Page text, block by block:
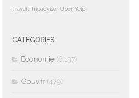
Travail Tripadvisor Uber Yelp
CATEGORIES
Economie (6,137)
Gouv.fr (479)